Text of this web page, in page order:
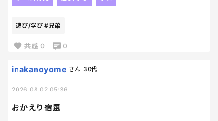
い🥹🥹
遊び/学び #兄弟
共感 0 0
おかえり宿題
inakanoyome さん 30代
2026.08.02 05:36